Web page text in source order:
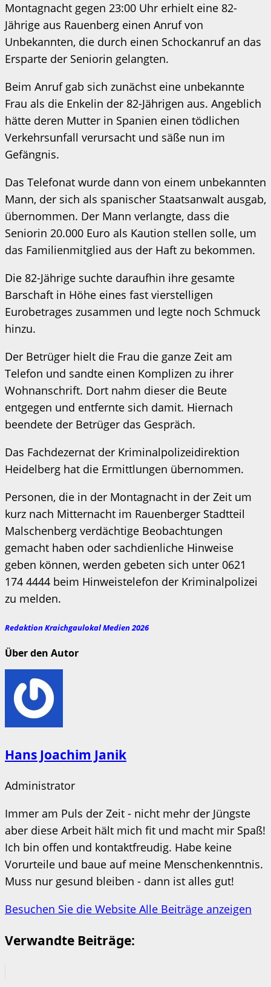
Montagnacht gegen 23:00 Uhr erhielt eine 82-
Jährige aus Rauenberg einen Anruf von
Unbekannten, die durch einen Schockanruf an das
Ersparte der Seniorin gelangten.
Beim Anruf gab sich zunächst eine unbekannte
Frau als die Enkelin der 82-Jährigen aus. Angeblich
hätte deren Mutter in Spanien einen tödlichen
Verkehrsunfall verursacht und säße nun im
Gefängnis.
Das Telefonat wurde dann von einem unbekannten
Mann, der sich als spanischer Staatsanwalt ausgab,
übernommen. Der Mann verlangte, dass die
Seniorin 20.000 Euro als Kaution stellen solle, um
das Familienmitglied aus der Haft zu bekommen.
Die 82-Jährige suchte daraufhin ihre gesamte
Barschaft in Höhe eines fast vierstelligen
Eurobetrages zusammen und legte noch Schmuck
hinzu.
Der Betrüger hielt die Frau die ganze Zeit am
Telefon und sandte einen Komplizen zu ihrer
Wohnanschrift. Dort nahm dieser die Beute
entgegen und entfernte sich damit. Hiernach
beendete der Betrüger das Gespräch.
Das Fachdezernat der Kriminalpolizeidirektion
Heidelberg hat die Ermittlungen übernommen.
Personen, die in der Montagnacht in der Zeit um
kurz nach Mitternacht im Rauenberger Stadtteil
Malschenberg verdächtige Beobachtungen
gemacht haben oder sachdienliche Hinweise
geben können, werden gebeten sich unter 0621
174 4444 beim Hinweistelefon der Kriminalpolizei
zu melden.
Redaktion Kraichgaulokal Medien 2026
Über den Autor
Hans Joachim Janik
Administrator
Immer am Puls der Zeit - nicht mehr der Jüngste
aber diese Arbeit hält mich fit und macht mir Spaß!
Ich bin offen und kontaktfreudig. Habe keine
Vorurteile und baue auf meine Menschenkenntnis.
Muss nur gesund bleiben - dann ist alles gut!
Besuchen Sie die Website Alle Beiträge anzeigen
Verwandte Beiträge: